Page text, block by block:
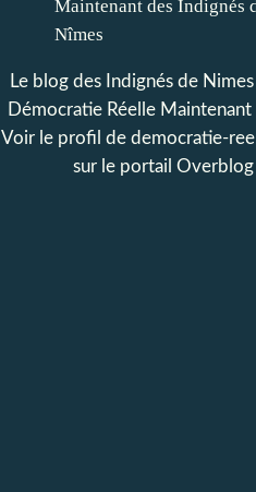
Le blog des Indignés de
Démocratie Réelle Maintenant
Voir le profil de democratie-
sur le portail Overblog